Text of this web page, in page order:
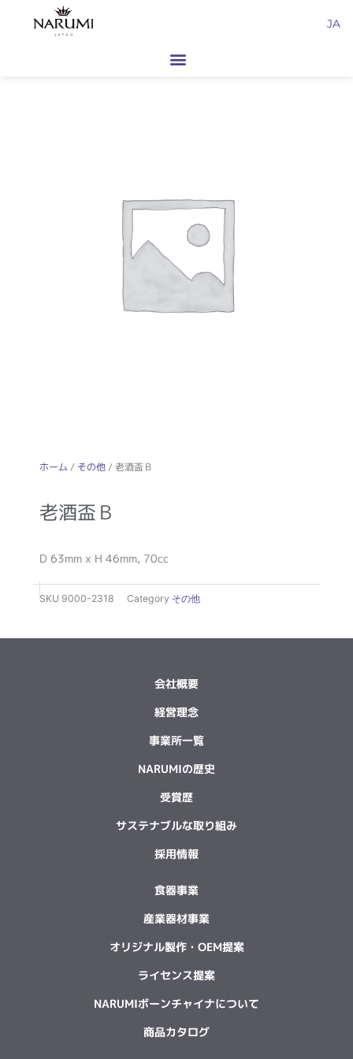
JA
ホーム / その他/ 老酒盃Ｂ
老酒盃Ｂ
D 63mm x H 46mm, 70cc
SKU 9000-2318 Category その他
会社概要
経営理念
事業所一覧
NARUMIの歴史
受賞歴
サステナブルな取り組み
採用情報
食器事業
産業器材事業
オリジナル製作・OEM提案
ライセンス提案
NARUMIボーンチャイナについて
商品カタログ